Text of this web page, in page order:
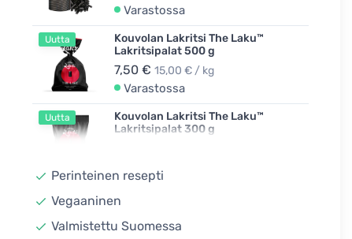
Varastossa
Uutta
Kouvolan Lakritsi The Laku™
Lakritsipalat 500 g
7,50 € 15,00 € / kg
Varastossa
Uutta
Kouvolan Lakritsi The Laku™
Lakritsipalat 300 g
Perinteinen resepti
Vegaaninen
Valmistettu Suomessa